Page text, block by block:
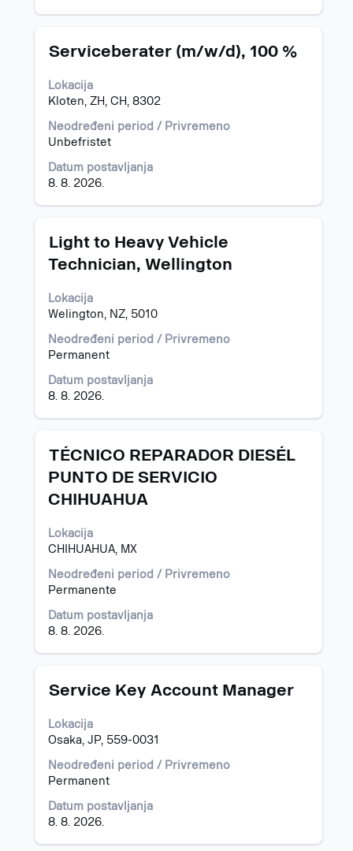
Naslov
Serviceberater (m/w/d), 100 %
Lokacija
Kloten, ZH, CH, 8302
Neodređeni period / Privremeno
Unbefristet
Datum postavljanja
8. 8. 2026.
Izaberite
razmaknicom
da
prikazali
celokupan
informacija
o
poslu.
Naslov
Light to Heavy Vehicle
Technician, Wellington
Lokacija
Welington, NZ, 5010
Neodređeni period / Privremeno
Permanent
Datum postavljanja
8. 8. 2026.
Izaberite
razmaknicom
biste
prikazali
celokupan
sadržaj
o
poslu.
Naslov
TÉCNICO REPARADOR DIESÉL
PUNTO DE SERVICIO
CHIHUAHUA
Lokacija
CHIHUAHUA, MX
Neodređeni period / Privremeno
Permanente
Datum postavljanja
8. 8. 2026.
Izaberite
razmaknicom
da
prikazali
celokupan
informacija
o
poslu.
Naslov
Service Key Account Manager
Lokacija
Osaka, JP, 559-0031
Neodređeni period / Privremeno
Permanent
Datum postavljanja
8. 8. 2026.
Izaberite
razmaknicom
da
prikazali
celokupan
informacija
o
poslu.